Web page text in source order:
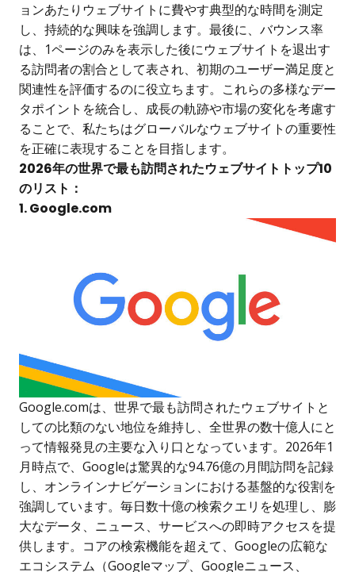
ョンあたりウェブサイトに費やす典型的な時間を測定
し、持続的な興味を強調します。最後に、バウンス率
は、1ページのみを表示した後にウェブサイトを退出す
る訪問者の割合として表され、初期のユーザー満足度と
関連性を評価するのに役立ちます。これらの多様なデー
タポイントを統合し、成長の軌跡や市場の変化を考慮す
ることで、私たちはグローバルなウェブサイトの重要性
を正確に表現することを目指します。
2026年の世界で最も訪問されたウェブサイトトップ10
のリスト：
1. Google.com
Google.comは、世界で最も訪問されたウェブサイトと
しての比類のない地位を維持し、全世界の数十億人にと
って情報発見の主要な入り口となっています。2026年1
月時点で、Googleは驚異的な94.76億の月間訪問を記録
し、オンラインナビゲーションにおける基盤的な役割を
強調しています。毎日数十億の検索クエリを処理し、膨
大なデータ、ニュース、サービスへの即時アクセスを提
供します。コアの検索機能を超えて、Googleの広範な
エコシステム（Googleマップ、Googleニュース、